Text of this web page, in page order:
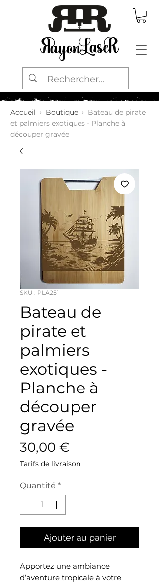
Accueil › Boutique › Bateau de pirate
et palmiers exotiques - Planche à
découper gravée
SKU : PLA251
Bateau de
pirate et
palmiers
exotiques -
Planche à
découper
gravée
30,00 €
Tarifs de livraison
Quantité *
Ajouter au panier
Apportez une ambiance
d’aventure tropicale à votre